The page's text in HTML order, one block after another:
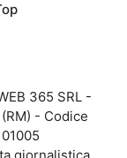
365 SRL -
- Codice